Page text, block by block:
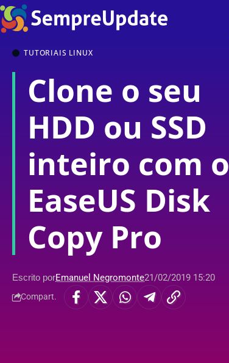
TUTORIAIS LINUX
Clone o seu
HDD ou SSD
inteiro com o
EaseUS Disk
Copy Pro
Escrito porEmanuel Negromonte21/02/2019 15:20
Compart.